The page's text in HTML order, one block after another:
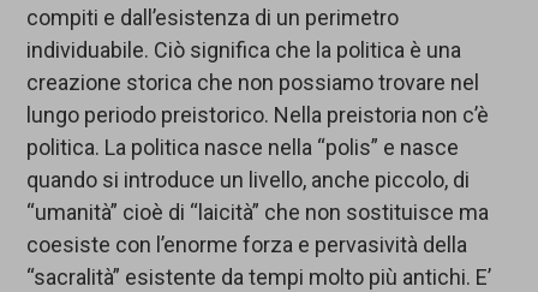
compiti e dall’esistenza di un perimetro
individuabile. Ciò significa che la politica è una
creazione storica che non possiamo trovare nel
lungo periodo preistorico. Nella preistoria non c’è
politica. La politica nasce nella “polis” e nasce
quando si introduce un livello, anche piccolo, di
“umanità” cioè di “laicità” che non sostituisce ma
coesiste con l’enorme forza e pervasività della
“sacralità” esistente da tempi molto più antichi. E’